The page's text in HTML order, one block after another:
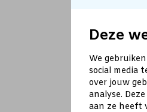
Deze
We
social media
over jouw
analyse.
aan ze heeft